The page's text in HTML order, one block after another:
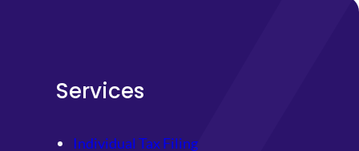
Services
Individual Tax Filing